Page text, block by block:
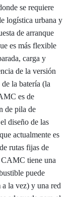
se requiere
logística urbana y
de arranque
es más flexible
carga y
de la versión
la batería (la
es de
de pila de
diseño de las
actualmente es
rutas fijas de
tiene una
puede
la vez) y una red